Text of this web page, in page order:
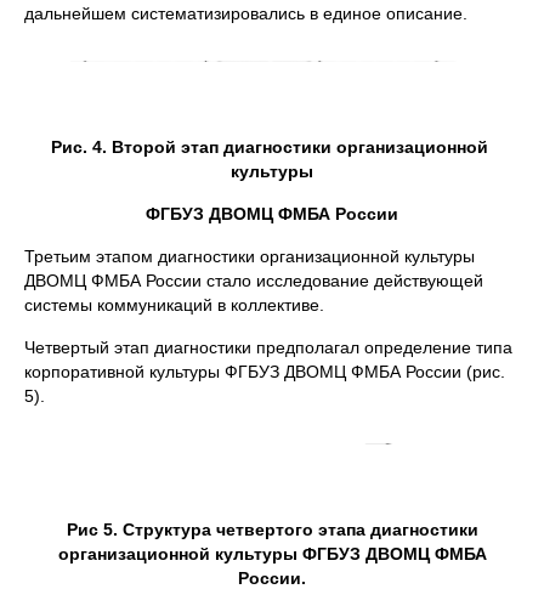
дальнейшем систематизировались в единое описание.
Рис. 4. Второй этап диагностики организационной
культуры
ФГБУЗ ДВОМЦ ФМБА России
Третьим этапом диагностики организационной культуры
ДВОМЦ ФМБА России стало исследование действующей
системы коммуникаций в коллективе.
Четвертый этап диагностики предполагал определение типа
корпоративной культуры ФГБУЗ ДВОМЦ ФМБА России (рис.
5).
Рис 5. Структура четвертого этапа диагностики
организационной культуры ФГБУЗ ДВОМЦ ФМБА
России.